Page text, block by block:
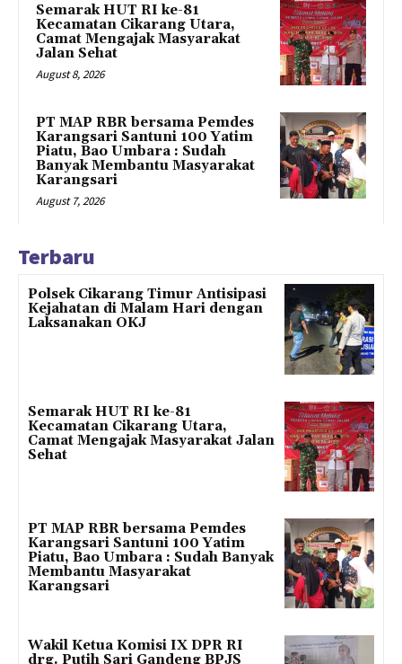
Semarak HUT RI ke-81
Kecamatan Cikarang Utara,
Camat Mengajak Masyarakat
Jalan Sehat
August 8, 2026
PT MAP RBR bersama Pemdes
Karangsari Santuni 100 Yatim
Piatu, Bao Umbara : Sudah
Banyak Membantu Masyarakat
Karangsari
August 7, 2026
Terbaru
Polsek Cikarang Timur Antisipasi
Kejahatan di Malam Hari dengan
Laksanakan OKJ
Semarak HUT RI ke-81
Kecamatan Cikarang Utara,
Camat Mengajak Masyarakat Jalan
Sehat
PT MAP RBR bersama Pemdes
Karangsari Santuni 100 Yatim
Piatu, Bao Umbara : Sudah Banyak
Membantu Masyarakat
Karangsari
Wakil Ketua Komisi IX DPR RI
drg. Putih Sari Gandeng BPJS